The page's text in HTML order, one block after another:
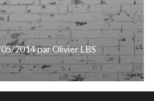
2014 parOlivier LBS